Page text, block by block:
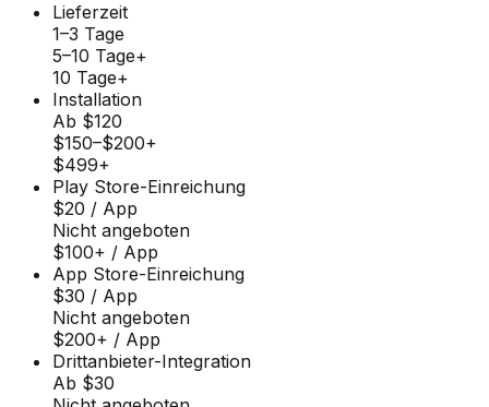
Lieferzeit
1–3 Tage
5–10 Tage+
10 Tage+
Installation
Ab $120
$150–$200+
$499+
Play Store-Einreichung
$20 / App
Nicht angeboten
$100+ / App
App Store-Einreichung
$30 / App
Nicht angeboten
$200+ / App
Drittanbieter-Integration
Ab $30